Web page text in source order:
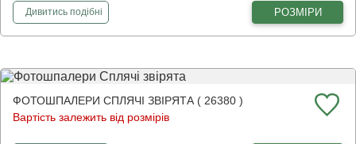
Дивитисьфотошпалери
подібні РОЗМІРИ
ФОТОШПАЛЕРИ СПЛЯЧІ ЗВІРЯТА ( 26380 )
Вартість залежить від розмірів